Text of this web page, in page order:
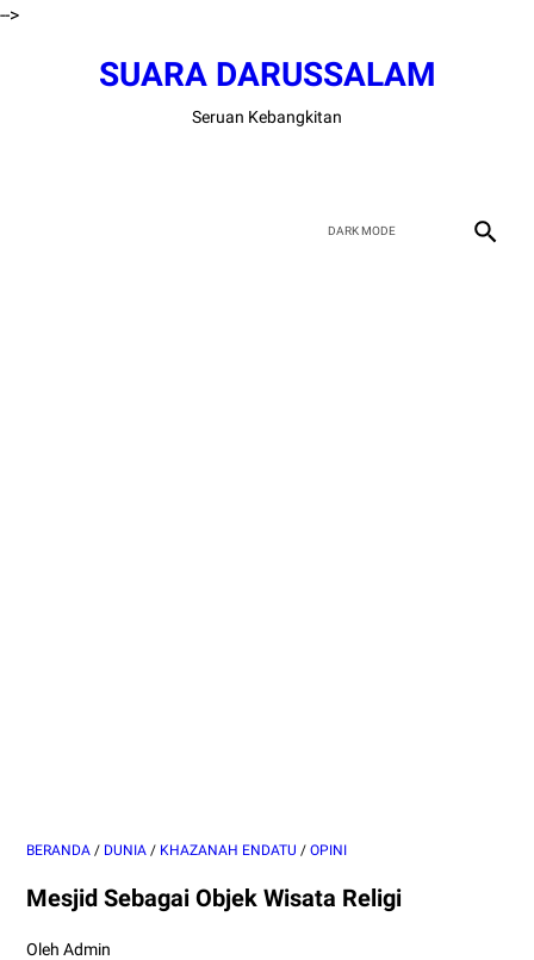
-->
SUARA DARUSSALAM
Seruan Kebangkitan
BERANDA / DUNIA / KHAZANAH ENDATU / OPINI
Mesjid Sebagai Objek Wisata Religi
Oleh Admin